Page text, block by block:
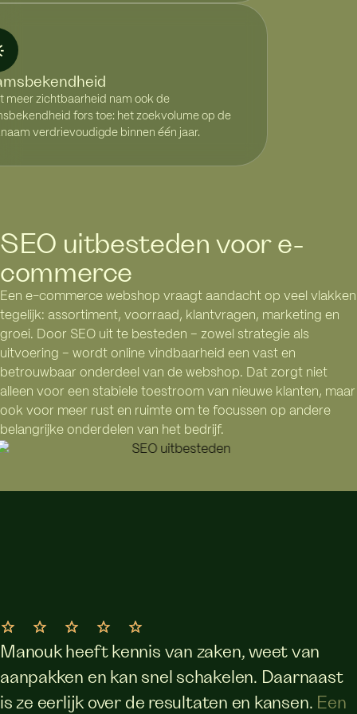
meer zichtbaarheid nam ook de
fors toe: het zoekvolume op de
verdrievoudigde binnen één jaar.
SEO uitbesteden voor e-
commerce
Een e-commerce webshop vraagt aandacht op veel vlakken
tegelijk: assortiment, voorraad, klantvragen, marketing en
groei. Door SEO uit te besteden – zowel strategie als
uitvoering – wordt online vindbaarheid een vast en
betrouwbaar onderdeel van de webshop. Dat zorgt niet
alleen voor een stabiele toestroom van nieuwe klanten, maar
ook voor meer rust en ruimte om te focussen op andere
belangrijke onderdelen van het bedrijf.
Manouk heeft kennis van zaken, weet van
aanpakken en kan snel schakelen. Daarnaast
is ze eerlijk over de resultaten en kansen. Een